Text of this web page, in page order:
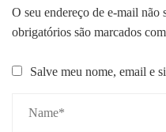
O seu endereço de e-mail não
obrigatórios são marcados com
Salve meu nome, email e